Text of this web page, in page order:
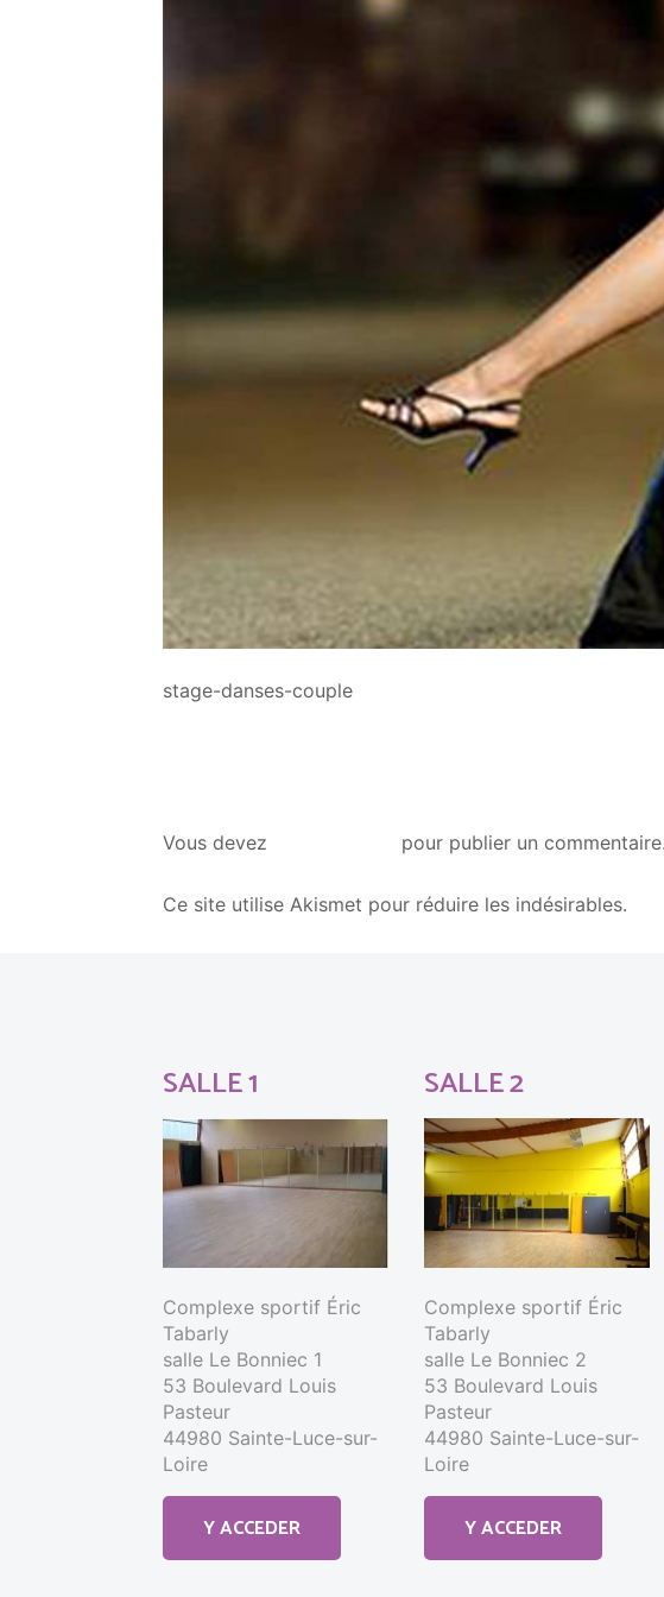
stage-danses-couple
Vous devez pour publier un commentaire.
Ce site utilise Akismet pour réduire les indésirables.
SALLE 1
Complexe sportif Éric
Tabarly
salle Le Bonniec 1
53 Boulevard Louis
Pasteur
44980 Sainte-Luce-sur-
Loire
Y ACCEDER
SALLE 2
Complexe sportif Éric
Tabarly
salle Le Bonniec 2
53 Boulevard Louis
Pasteur
44980 Sainte-Luce-sur-
Loire
Y ACCEDER